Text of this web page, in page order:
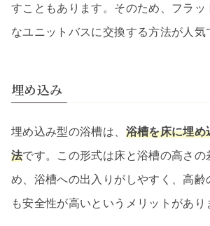
すこともあります。そのため、フラッ
なユニットバスに交換する方法が人気
埋め込み
埋め込み型の浴槽は、 浴槽を床に埋め
法です。この形式は床と浴槽の高さの
め、浴槽への出入りがしやすく、高齢
も安全性が高いというメリットがあり